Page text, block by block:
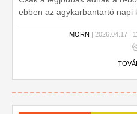
ebben az agykarbantartó napi
le, hogy megtudd!
MORN | 2026.04.17 |